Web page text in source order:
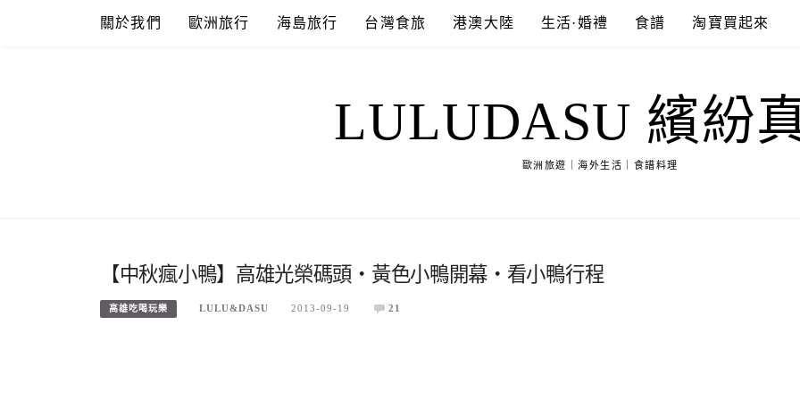
關於我們 歐洲旅行 海島旅行 台灣食旅 港澳大陸 生活·婚禮 食譜 淘寶買起來
LULUDASU 繽紛
歐洲旅遊｜海外生活｜食譜料理
【中秋瘋小鴨】高雄光榮碼頭‧黃色小鴨開幕‧看小鴨行程
高雄吃喝玩樂 LULU&DASU 2013-09-19 21